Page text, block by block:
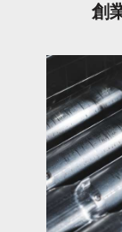
創